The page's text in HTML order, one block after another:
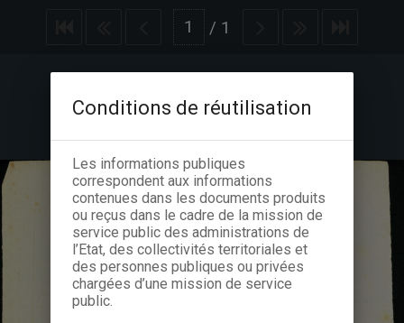
/ 1
Conditions de réutilisation
Les informations publiques
correspondent aux informations
contenues dans les documents produits
ou reçus dans le cadre de la mission de
service public des administrations de
l’Etat, des collectivités territoriales et
des personnes publiques ou privées
chargées d’une mission de service
public.